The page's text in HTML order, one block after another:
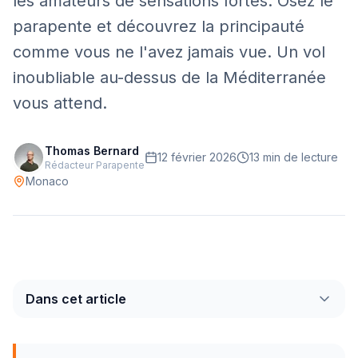
Mont-Blanc Via Ferrata
Initiation
Parapente Randonnée
Alpinisme
Carte des Spots
parapente et découvrez la principauté
comme vous ne l'avez jamais vue. Un vol
inoubliable au-dessus de la Méditerranée
vous attend.
Thomas Bernard
Rédacteur Parapente
12 février 2026 13 min de lecture
Monaco
Dans cet article